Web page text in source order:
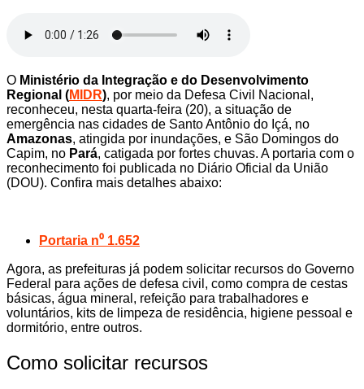
O Ministério da Integração e do Desenvolvimento
Regional (MIDR), por meio da Defesa Civil Nacional,
reconheceu, nesta quarta-feira (20), a situação de
emergência nas cidades de Santo Antônio do Içá, no
Amazonas, atingida por inundações, e São Domingos do
Capim, no Pará, catigada por fortes chuvas. A portaria com o
reconhecimento foi publicada no Diário Oficial da União
(DOU). Confira mais detalhes abaixo:
Portaria n⁰ 1.652
Agora, as prefeituras já podem solicitar recursos do Governo
Federal para ações de defesa civil, como compra de cestas
básicas, água mineral, refeição para trabalhadores e
voluntários, kits de limpeza de residência, higiene pessoal e
dormitório, entre outros.
Como solicitar recursos